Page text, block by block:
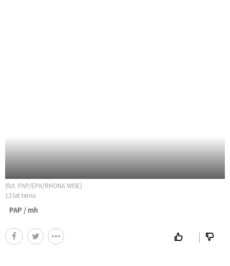
(fot. PAP/EPA/RHONA WISE)
12 lat temu
PAP / mh